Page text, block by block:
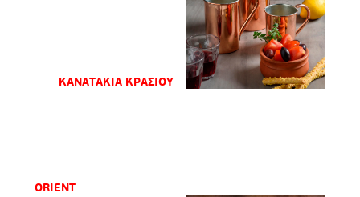
ΚΑΝΑΤΑΚΙΑ ΚΡΑΣΙΟΥ
ORIENT